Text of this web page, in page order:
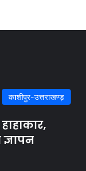
काशीपुर-उत्तराखण्ड़